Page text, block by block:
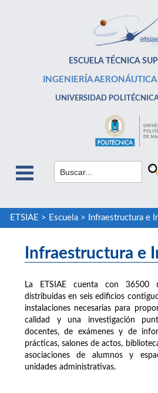
ESCUELA TÉCNICA
INGENIERÍA
UNIVERSIDAD
ETSIAE > Escuela> Infraestructura e
Infraestructura e
La ETSIAE cuenta con 36500
distribuidas en seis edificios
instalaciones necesarias para
calidad y una investigación
docentes, de exámenes y de
prácticas, salones de actos,
asociaciones de alumnos y
unidades administrativas.